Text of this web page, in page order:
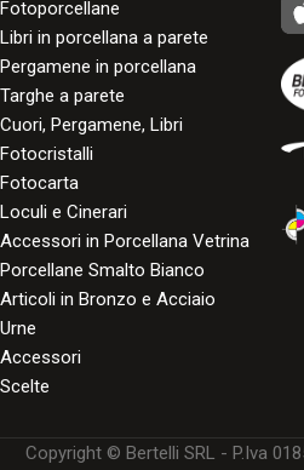
Fotoporcellane
Libri in porcellana a parete
Pergamene in porcellana
Targhe a parete
Cuori, Pergamene, Libri
Fotocristalli
Fotocarta
Loculi e Cinerari
Accessori in Porcellana Vetrina
Porcellane Smalto Bianco
Articoli in Bronzo e Acciaio
Urne
Accessori
Scelte
Copyright © Bertelli SRL - P.Iva